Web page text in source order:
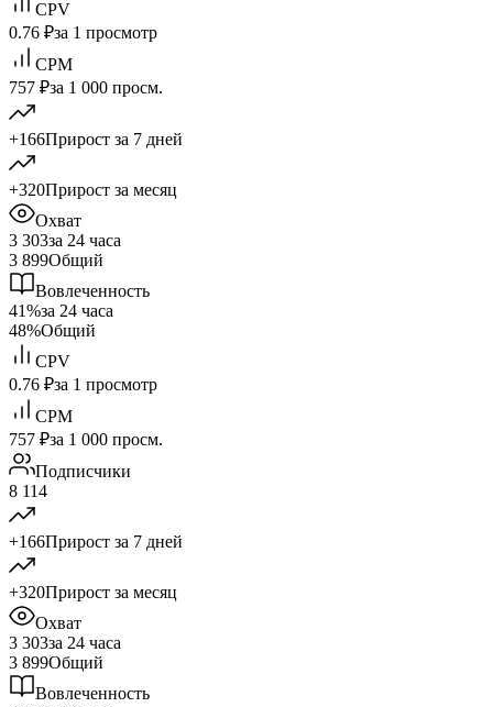
CPV
0.76 ₽за 1 просмотр
CPM
757 ₽за 1 000 просм.
+166Прирост за 7 дней
+320Прирост за месяц
Охват
3 303за 24 часа
3 899Общий
Вовлеченность
41%за 24 часа
48%Общий
CPV
0.76 ₽за 1 просмотр
CPM
757 ₽за 1 000 просм.
Подписчики
8 114
+166Прирост за 7 дней
+320Прирост за месяц
Охват
3 303за 24 часа
3 899Общий
Вовлеченность